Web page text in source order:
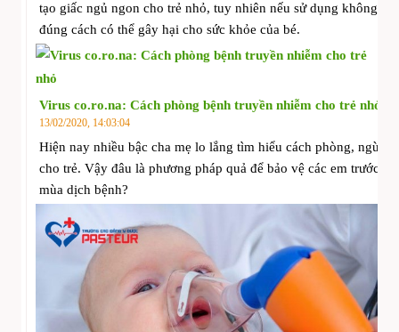
tạo giấc ngủ ngon cho trẻ nhỏ, tuy nhiên nếu sử dụng không
đúng cách có thể gây hại cho sức khỏe của bé.
Virus co.ro.na: Cách phòng bệnh truyền nhiễm cho trẻ nhỏ
13/02/2020, 14:03:04
Hiện nay nhiều bậc cha mẹ lo lắng tìm hiểu cách phòng, ngừa
cho trẻ. Vậy đâu là phương pháp quả để bảo vệ các em trước
mùa dịch bệnh?